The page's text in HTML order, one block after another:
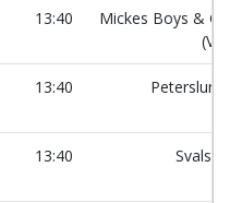
13:40
Mickes Boys &
13:40
13:40